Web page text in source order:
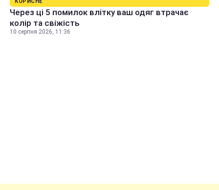
КОРИСНЕ
Через ці 5 помилок влітку ваш одяг втрачає
колір та свіжість
10 серпня 2026, 11:36